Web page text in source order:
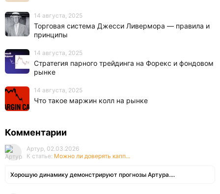
14 августа, 2025
Торговая система Джесси Ливермора — правила и
принципы
14 августа, 2025
Стратегия парного трейдинга на Форекс и фондовом
рынке
14 августа, 2025
Что такое маржин колл на рынке
Комментарии
Артур, 02.03.2026
К статье: Можно ли доверять капп...
Хорошую динамику демонстрируют прогнозы Артура....